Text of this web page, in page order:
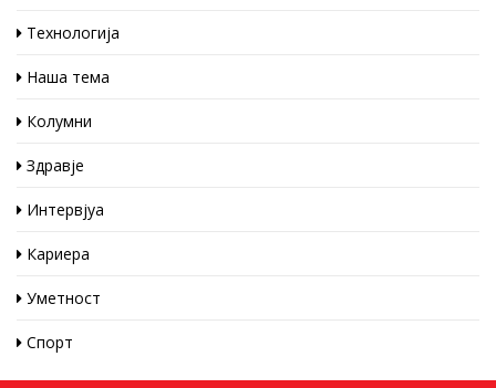
Технологија
Наша тема
Колумни
Здравје
Интервјуа
Кариера
Уметност
Спорт